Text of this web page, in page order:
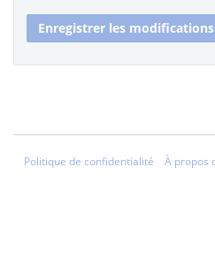
Politique de confidentialité À propos